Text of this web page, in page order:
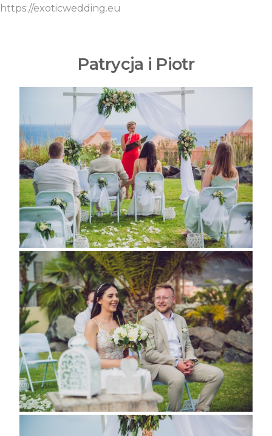
https://exoticwedding.eu
Patrycja i Piotr